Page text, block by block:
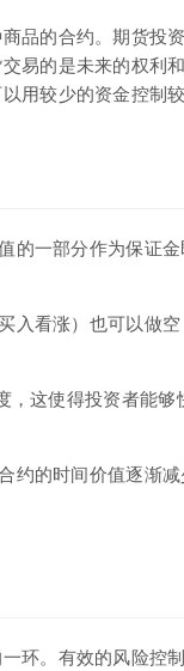
品的合约。期货投
易的是未来的权利
用较少的资金控制较
的一部分作为保证
入看涨）也可以做
这使得投资者能够
约的时间价值逐渐
环。有效的风险控